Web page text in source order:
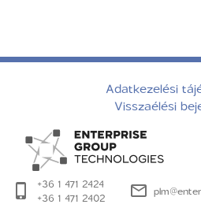
Adatkezelési
Visszaélési
+36 1 471 2424
+36 1 471 2402